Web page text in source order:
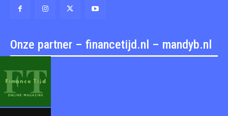
Onze partner – financetijd.nl – mandyb.nl